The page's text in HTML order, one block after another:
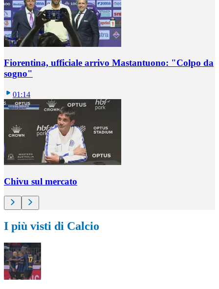
Fiorentina, ufficiale arrivo Mastantuono: "Colpo da
sogno"
01:14
Chivu sul mercato
I più visti di Calcio